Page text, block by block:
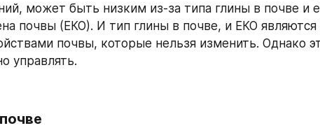
может быть низким из-за типа глины в почве и
почвы (ЕКО). И тип глины в почве, и ЕКО являются
почвы, которые нельзя изменить. Однако
управлять.